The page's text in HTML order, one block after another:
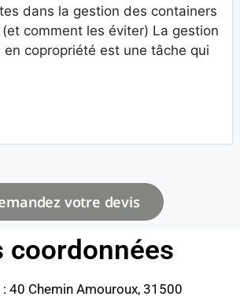
dans la gestion des containers
comment les éviter) La gestion
copropriété est une tâche qui
votre devis
coordonnées
: 40 Chemin Amouroux, 31500